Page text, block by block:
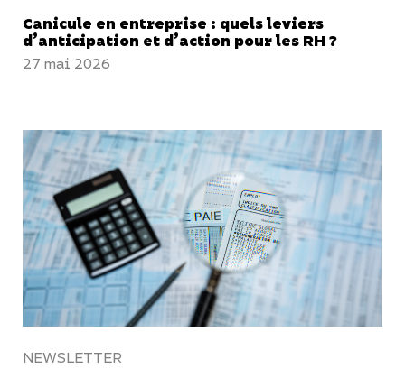
Canicule en entreprise : quels leviers
d’anticipation et d’action pour les RH ?
27 mai 2026
NEWSLETTER